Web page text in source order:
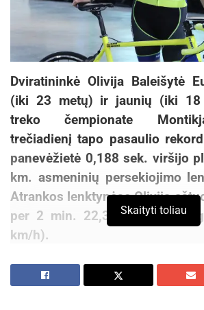
Dviratininkė Olivija Baleišytė
(iki 23 metų) ir jaunių (iki 18
treko čempionate
trečiadienį tapo pasaulio
panevėžietė 0,188 sek. viršijo
km. asmeninių persekiojimo
Atrankos lenktynėse Olivija
per 2 min. 22,311 sek. (vid.
km/h).
Ankstesnis pasaulio rekordas
sek. – nuo 2010 metų
Skaityti toliau